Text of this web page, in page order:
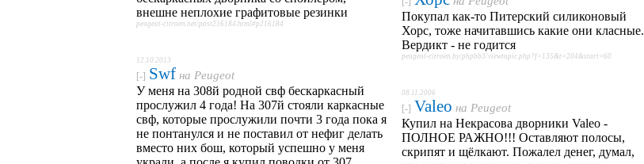
внешне неплохие графитовые резинки
peugeot-citroen.net/post216184.html#p216184
12.10.2013
[-] Swf на Peugeot
У меня на 308й родной свф бескаркасный
прослужил 4 года! На 307й стояли каркасные
свф, которые прослужили почти 3 года пока я
не понтанулся и не поставил от нефиг делать
вместо них бош, который успешно у меня
Покупал как-то Питерский силиконовый
Хорс, тоже начитавшись какие они класные.
Вердикт - не годится
peugeot-citroen.by/phpbb3/viewtopic.php?f=135&t=204&start=60
08.11.2006
[-] Valeo на Peugeot
Купил на Некрасова дворники Valeo -
ПОЛНОЕ РАЖНО!!! Оставляют полосы,
скрипят и щёлкают. Пожалел денег, думал,